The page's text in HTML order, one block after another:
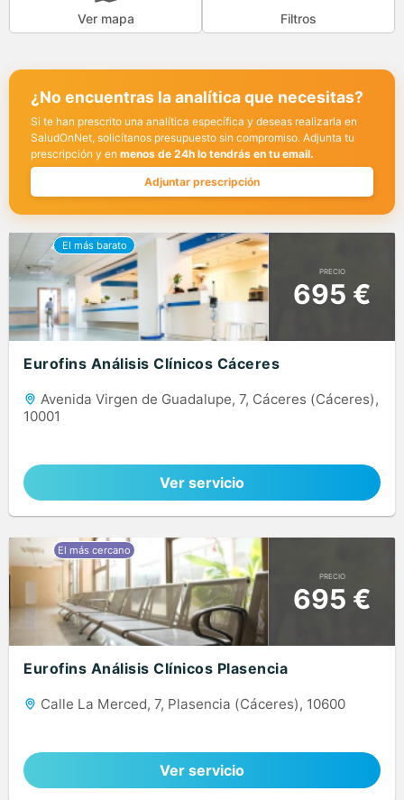
Ver mapa Filtros
¿No encuentras la analítica que necesitas?
Si te han prescrito una analítica específica y deseas realizarla en
SaludOnNet, solicítanos presupuesto sin compromiso. Adjunta tu
prescripción y en menos de 24h lo tendrás en tu email.
Adjuntar prescripción
PRECIO
695 €
Eurofins Análisis Clínicos Cáceres
Avenida Virgen de Guadalupe, 7, Cáceres (Cáceres),
10001
Ver servicio
PRECIO
695 €
Eurofins Análisis Clínicos Plasencia
Calle La Merced, 7, Plasencia (Cáceres), 10600
Ver servicio